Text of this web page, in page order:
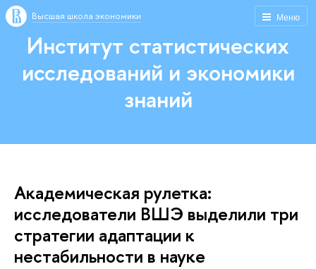
Меню
Высшая школа экономики
Институт статистических
исследований и экономики
знаний
Академическая рулетка:
исследователи ВШЭ выделили три
стратегии адаптации к
нестабильности в науке